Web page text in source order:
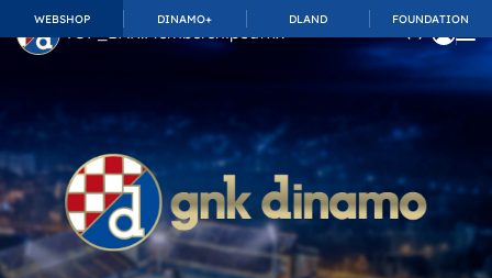
WEBSHOP DINAMO+ DLAND FOUNDATION
TOP_BAR.MembershipSuffix